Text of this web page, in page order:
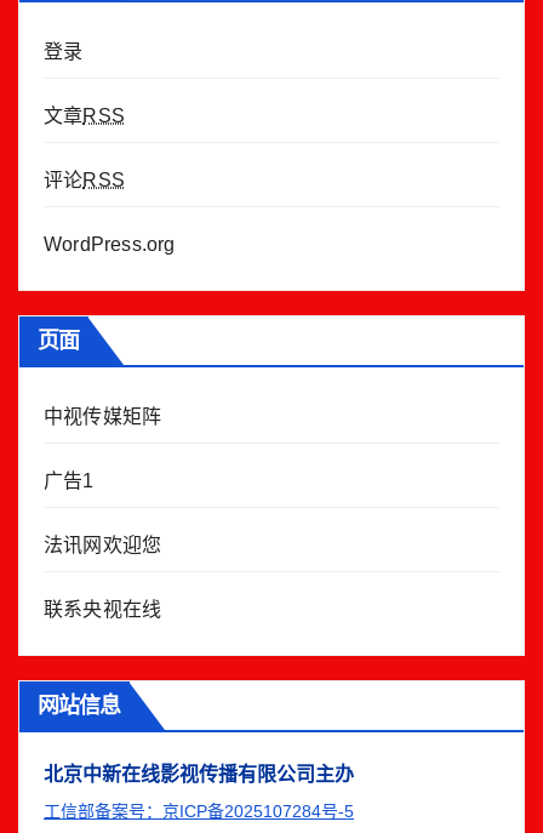
登录
文章RSS
评论RSS
WordPress.org
页面
中视传媒矩阵
广告1
法讯网欢迎您
联系央视在线
网站信息
北京中新在线影视传播有限公司主办
工信部备案号：京ICP备2025107284号-5